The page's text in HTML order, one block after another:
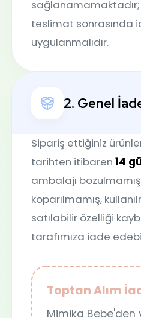
teslimat sonrasında
uygulanmalıdır.
2. Genel
Sipariş ettiğiniz
tarihten itibaren14
ambalajı
koparılmamış,
satılabilir özelliği
tarafımıza iade
Toptan Alım
Mimika Bebe'den